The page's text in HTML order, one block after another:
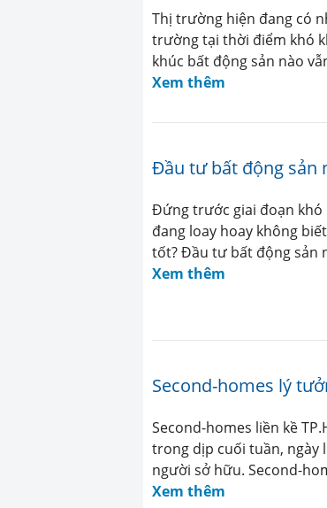
Thị trường hiện đang có
trường tại thời điểm khó
khúc bất động sản nào
Xem thêm
Đầu tư bất động sản
Đứng trước giai đoạn khó
đang loay hoay không
tốt? Đầu tư bất động sản
Xem thêm
Second-homes lý
Second-homes liền kề
trong dịp cuối tuần, ngày
người sở hữu. Second-
Xem thêm